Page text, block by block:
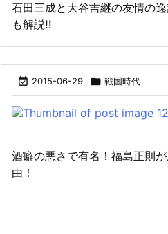
石田三成と大谷吉継の友情の
も解説!!
 2015-06-29  戦国時代
酒癖の悪さで有名！福島正則
由！